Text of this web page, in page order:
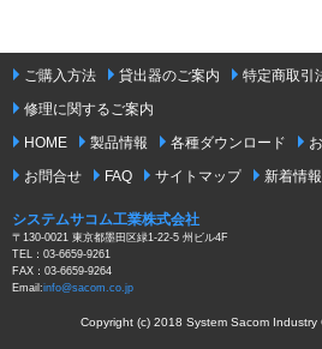
ご購入方法 貸出器のご案内
特定商取引
修理に関するご案内
HOME
製品情報 各種ダウンロード
お問合せ
FAQ サイトマップ 新着情報
システムサコム工業株式会社
〒130-0021 東京都墨田区緑1-22-5 州ビル4F
TEL：03-6659-9261
FAX：03-6659-9264
Email:info@sacom.co.jp
Copyright (c) 2018 System Sacom Industry